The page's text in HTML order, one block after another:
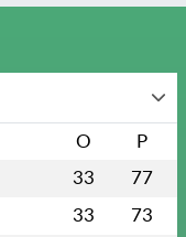
O P
33 77
33 73